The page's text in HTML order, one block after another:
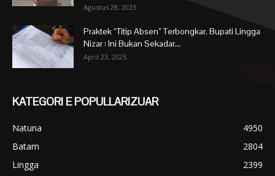
Agustus 28, 2023
Praktek “Titip Absen” Terbongkar, Bupati Lingga
Nizar : Ini Bukan Sekadar...
April 23, 2025
KATEGORI E POPULLARIZUAR
Natuna
4950
Batam
2804
Lingga
2399